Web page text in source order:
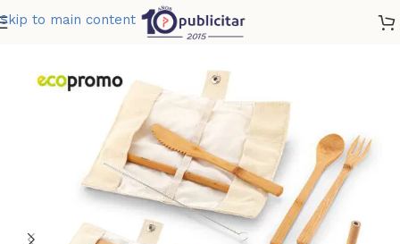
Skip to main content
SET DE CUBIERTOS BAMBOO